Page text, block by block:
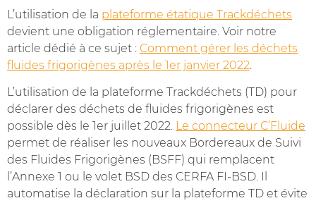
L’utilisation de la plateforme étatique Trackdéchets
devient une obligation réglementaire. Voir notre
article dédié à ce sujet : Comment gérer les déchets
fluides frigorigènes après le 1er janvier 2022.
L’utilisation de la plateforme Trackdéchets (TD) pour
déclarer des déchets de fluides frigorigènes est
possible dès le 1er juillet 2022. Le connecteur C’Fluide
permet de réaliser les nouveaux Bordereaux de Suivi
des Fluides Frigorigènes (BSFF) qui remplacent
l’Annexe 1 ou le volet BSD des CERFA FI-BSD. Il
automatise la déclaration sur la plateforme TD et évite